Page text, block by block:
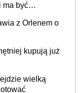
ma być
z Orlenem o
kupują już
wielką